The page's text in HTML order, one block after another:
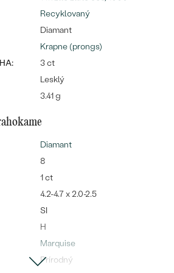
DRAHOKAMU
PREZRIEŤ
OBJAVIŤ
Recyklovaný
Diamant
Krapne (prongs)
3 ct
Lesklý
3.41 g
Diamant
8
1 ct
4.2-4.7 x 2.0-2.5
SI
H
Marquise
Prírodný